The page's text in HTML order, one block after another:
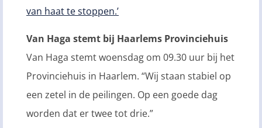
van haat te stoppen.’
Van Haga stemt bij Haarlems Provinciehuis
Van Haga stemt woensdag om 09.30 uur bij het
Provinciehuis in Haarlem. “Wij staan stabiel op
een zetel in de peilingen. Op een goede dag
worden dat er twee tot drie.”